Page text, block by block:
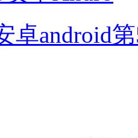
卓android